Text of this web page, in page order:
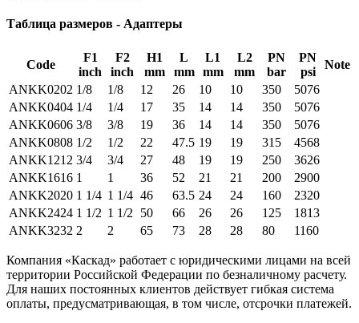
Таблица размеров - Адаптеры
Code
F1
inch
F2
inch
H1
mm
L
mm
L1
mm
L2
mm
PN
bar
PN
psi
Note
ANKK0202 1/8 1/8 12 26 10 10 350
5076
ANKK0404 1/4 1/4 17 35 14 14 350
5076
ANKK0606 3/8 3/8 19 36 14 14 350
5076
ANKK0808 1/2 1/2 22 47.5 19 19 315
4568
ANKK1212 3/4 3/4 27 48 19 19 250
3626
ANKK1616 1 1 36 52 21 21 200
2900
ANKK2020 1 1/4 1 1/4 46 63.5 24 24 160
2320
ANKK2424 1 1/2 1 1/2 50 66 26 26 125
1813
ANKK3232 2 2 65 73 28 28 80 1160
Компания «Каскад» работает с юридическими лицами на всей
территории Российской Федерации по безналичному расчету.
Для наших постоянных клиентов действует гибкая система
оплаты, предусматривающая, в том числе, отсрочки платежей.